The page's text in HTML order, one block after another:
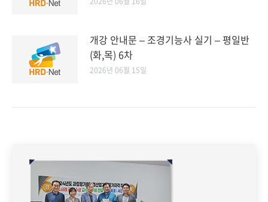
개강 안내문 – 조경기능사 실기 – 평일반
(화,목) 6차
2026년 06월 15일